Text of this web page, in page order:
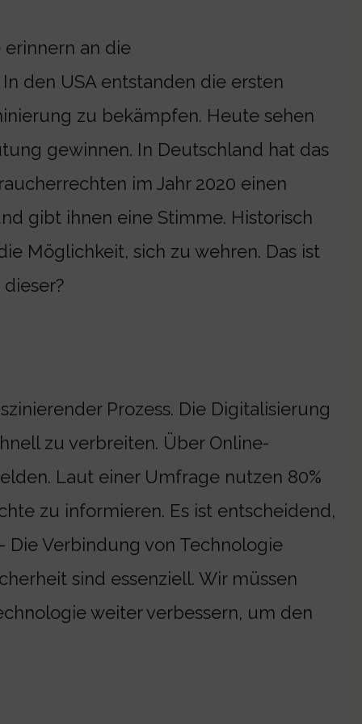
erinnern an die
den USA entstanden die ersten
zu bekämpfen. Heute sehen
gewinnen. In Deutschland hat das
im Jahr 2020 einen
gibt ihnen eine Stimme. Historisch
Möglichkeit, sich zu wehren. Das ist
Prozess. Die Digitalisierung
zu verbreiten. Über Online-
Laut einer Umfrage nutzen 80%
zu informieren. Es ist entscheidend,
Verbindung von Technologie
sind essenziell. Wir müssen
weiter verbessern, um den